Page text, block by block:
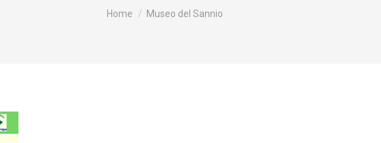
Tu sei qui:
Home Museo del Sannio